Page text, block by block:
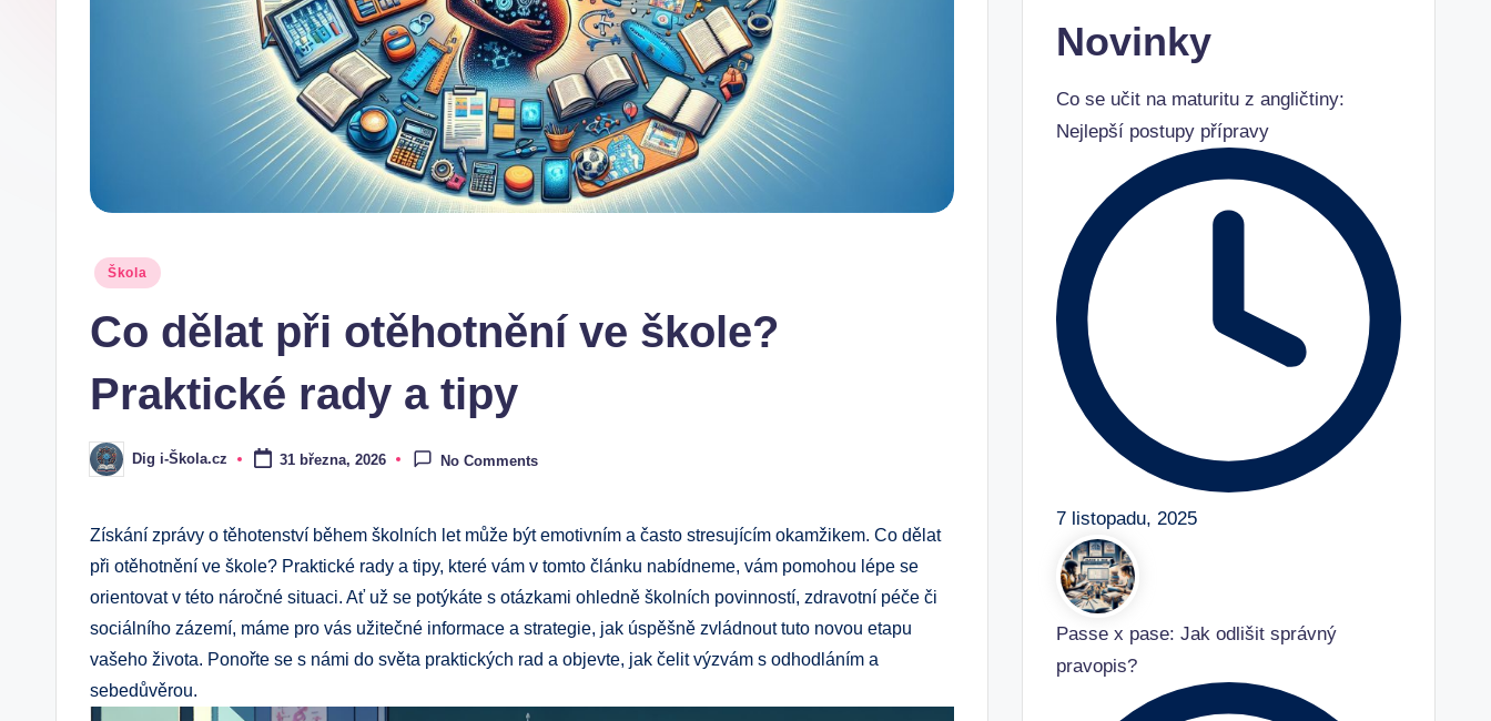
Posted
Škola
Co dělat při otěhotnění ve škole?
Praktické rady a tipy
Posted
by
Dig i-Škola.cz 31 března, 2026 No Comments
Získání zprávy o těhotenství během školních let může být emotivním a často stresujícím okamžikem. Co dělat
při otěhotnění ve škole? Praktické rady a tipy, které vám v tomto článku nabídneme, vám pomohou lépe se
orientovat v této náročné situaci. Ať už se potýkáte s otázkami ohledně školních povinností, zdravotní péče či
sociálního zázemí, máme pro vás užitečné informace a strategie, jak úspěšně zvládnout tuto novou etapu
vašeho života. Ponořte se s námi do světa praktických rad a objevte, jak čelit výzvám s odhodláním a
sebedůvěrou.
Novinky
Co se učit na maturitu z angličtiny:
Nejlepší postupy přípravy
7 listopadu, 2025
Passe x pase: Jak odlišit správný
pravopis?